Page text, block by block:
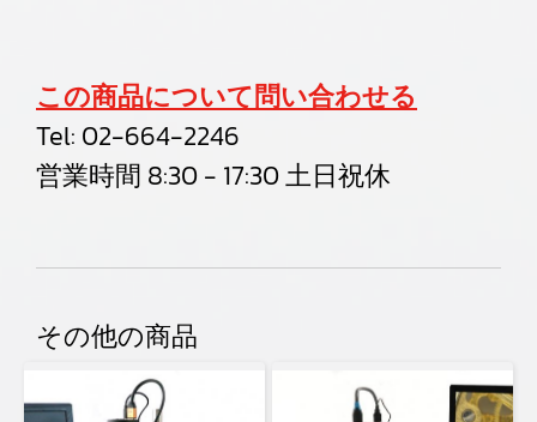
この商品について問い合わせる
Tel: 02-664-2246
営業時間 8:30 - 17:30 土日祝休
その他の商品